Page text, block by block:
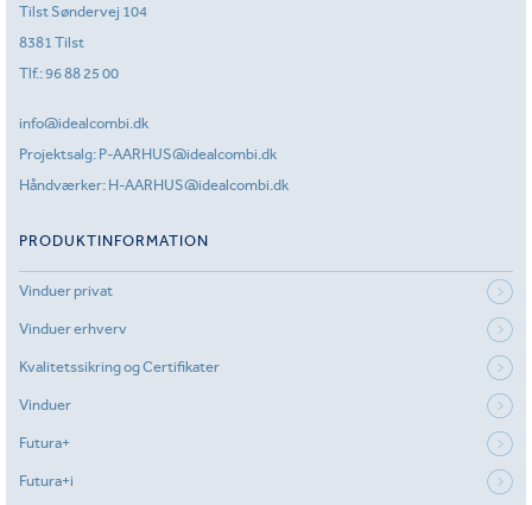
Tilst Søndervej 104
8381 Tilst
Tlf.:96 88 25 00
info@idealcombi.dk
Projektsalg: P-AARHUS@idealcombi.dk
Håndværker: H-AARHUS@idealcombi.dk
PRODUKTINFORMATION
Vinduer privat
Vinduer erhverv
Kvalitetssikring og Certifikater
Vinduer
Futura+
Futura+i